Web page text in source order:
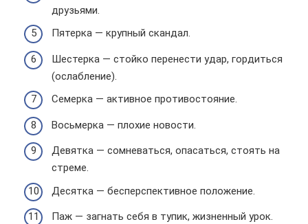
друзьями.
Пятерка — крупный скандал.
Шестерка — стойко перенести удар, гордиться
(ослабление).
Семерка — активное противостояние.
Восьмерка — плохие новости.
Девятка — сомневаться, опасаться, стоять на
стреме.
Десятка — бесперспективное положение.
Паж — загнать себя в тупик, жизненный урок.